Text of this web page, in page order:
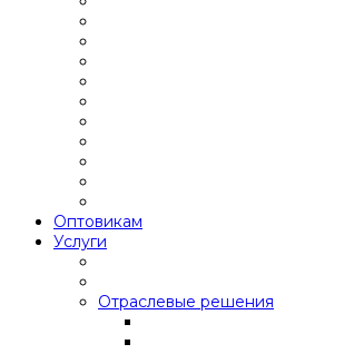
Оптовикам
Услуги
Отраслевые решения